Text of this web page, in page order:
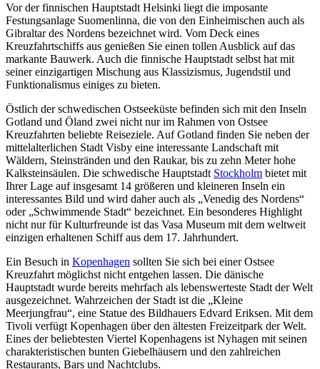
Vor der finnischen Hauptstadt Helsinki liegt die imposante
Festungsanlage Suomenlinna, die von den Einheimischen auch als
Gibraltar des Nordens bezeichnet wird. Vom Deck eines
Kreuzfahrtschiffs aus genießen Sie einen tollen Ausblick auf das
markante Bauwerk. Auch die finnische Hauptstadt selbst hat mit
seiner einzigartigen Mischung aus Klassizismus, Jugendstil und
Funktionalismus einiges zu bieten.
Östlich der schwedischen Ostseeküste befinden sich mit den Inseln
Gotland und Öland zwei nicht nur im Rahmen von Ostsee
Kreuzfahrten beliebte Reiseziele. Auf Gotland finden Sie neben der
mittelalterlichen Stadt Visby eine interessante Landschaft mit
Wäldern, Steinstränden und den Raukar, bis zu zehn Meter hohe
Kalksteinsäulen. Die schwedische Hauptstadt Stockholm bietet mit
Ihrer Lage auf insgesamt 14 größeren und kleineren Inseln ein
interessantes Bild und wird daher auch als „Venedig des Nordens“
oder „Schwimmende Stadt“ bezeichnet. Ein besonderes Highlight
nicht nur für Kulturfreunde ist das Vasa Museum mit dem weltweit
einzigen erhaltenen Schiff aus dem 17. Jahrhundert.
Ein Besuch in Kopenhagen sollten Sie sich bei einer Ostsee
Kreuzfahrt möglichst nicht entgehen lassen. Die dänische
Hauptstadt wurde bereits mehrfach als lebenswerteste Stadt der Welt
ausgezeichnet. Wahrzeichen der Stadt ist die „Kleine
Meerjungfrau“, eine Statue des Bildhauers Edvard Eriksen. Mit dem
Tivoli verfügt Kopenhagen über den ältesten Freizeitpark der Welt.
Eines der beliebtesten Viertel Kopenhagens ist Nyhagen mit seinen
charakteristischen bunten Giebelhäusern und den zahlreichen
Restaurants, Bars und Nachtclubs.